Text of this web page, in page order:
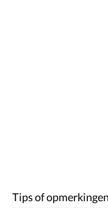
Tips of